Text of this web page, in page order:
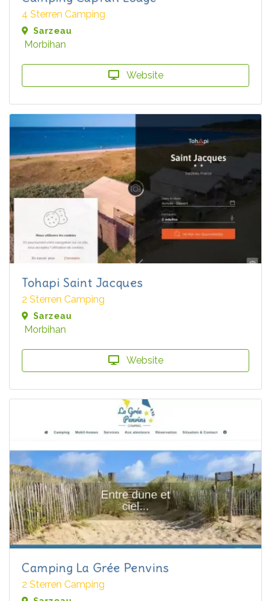
4 Sterren Camping
Sarzeau
Morbihan
Website
Tohapi Saint Jacques
2 Sterren Camping
Sarzeau
Morbihan
Website
Camping La Grée Penvins
2 Sterren Camping